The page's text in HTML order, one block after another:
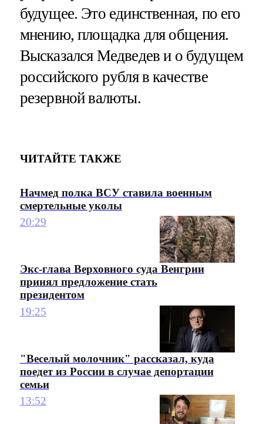
будущее. Это единственная, по его
мнению, площадка для общения.
Высказался Медведев и о будущем
российского рубля в качестве
резервной валюты.
ЧИТАЙТЕ ТАКЖЕ
Начмед полка ВСУ ставила военным
смертельные уколы
20:29
Экс-глава Верховного суда Венгрии
принял предложение стать
президентом
19:25
"Веселый молочник" рассказал, куда
поедет из России в случае депортации
семьи
13:52